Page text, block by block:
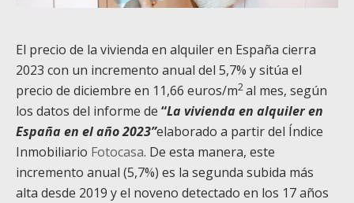
El precio de la vivienda en alquiler en España cierra
2023 con un incremento anual del 5,7% y sitúa el
precio de diciembre en 11,66 euros/m2al mes, según
los datos del informe de “La vivienda en alquiler en
España en el año 2023”elaborado a partir del Índice
Inmobiliario Fotocasa. De esta manera, este
incremento anual (5,7%) es la segunda subida más
alta desde 2019 y el noveno detectado en los 17 años